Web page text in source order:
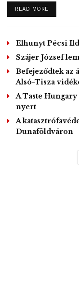
egyéb rendkívüli
„Bármely, a nyílt
hogy az emberi jogi
intézkedését, a
Magyarország
Hozzátették: bár e
aláássa az állami
demokratikus
READ MOREDETAILS
Elhunyt Pécsi
Befejeződtek az
Alsó-Tisza
A Taste
nyert
A
Dunaföldváron